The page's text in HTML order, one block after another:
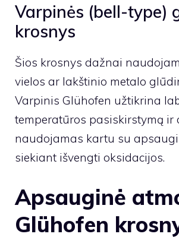
Varpinės (bell-type)
krosnys
Šios krosnys dažnai
vielos ar lakštinio metalo
Varpinis Glühofen užtikrina
temperatūros pasiskirstymą ir
naudojamas kartu su
siekiant išvengti oksidacijos.
Apsauginė
Glühofen